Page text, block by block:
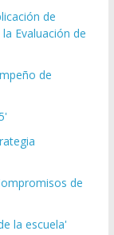
de
Evaluación de
de
de
la escuela'